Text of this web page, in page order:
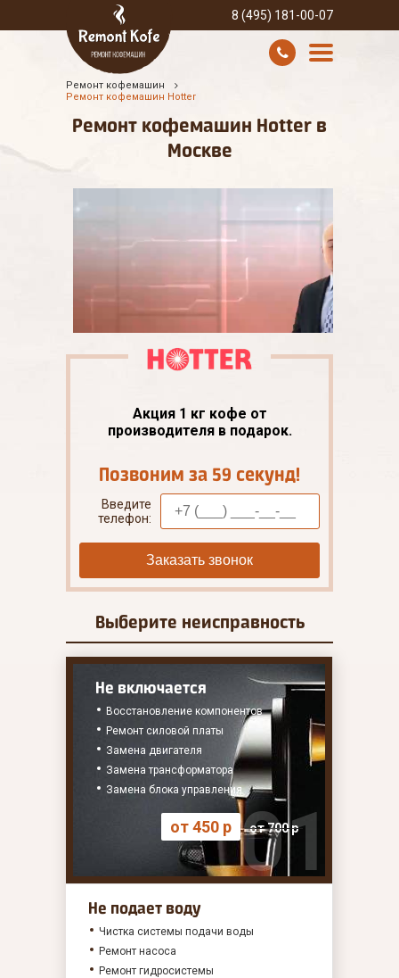
8 (495) 181-00-07
УСЛУГИ И ЦЕНЫ
Ремонт кофемашин
Ремонт кофемашин Hotter
Ремонт кофемашин Hotter в
Москве
Акция 1 кг кофе от
производителя в подарок.
Позвоним за 59 секунд!
Введите
телефон:
Заказать звонок
Выберите неисправность
Не включается
Восстановление компонентов
Ремонт силовой платы
Замена двигателя
Замена трансформатора
Замена блока управления
от 450 р от 700 р
Не подает воду
Чистка системы подачи воды
Ремонт насоса
Ремонт гидросистемы